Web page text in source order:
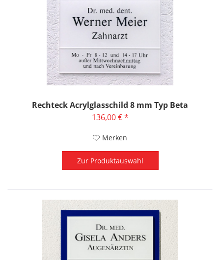
Rechteck Acrylglasschild 8 mm Typ Beta
136,00 € *
Merken
Zur Produktauswahl